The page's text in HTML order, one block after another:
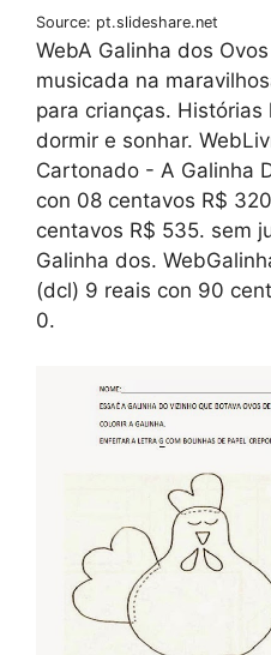
Source: pt.slideshare.net
WebA Galinha dos
musicada na
para crianças. Histórias
dormir e sonhar.
Cartonado - A Galinha
con 08 centavos R$
centavos R$ 535. sem
Galinha dos.
(dcl) 9 reais con 90
0.